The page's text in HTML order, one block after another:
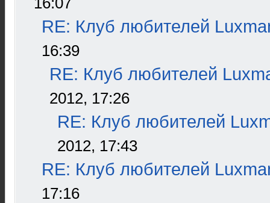
RE: Клуб любителей
16:39
RE: Клуб любителей
2012, 17:26
RE: Клуб любителей
2012, 17:43
RE: Клуб любителей
17:16